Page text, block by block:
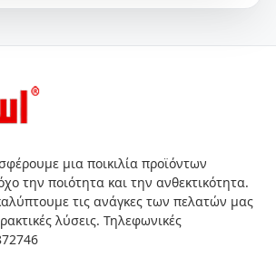
μια ποικιλία προϊόντων
την ποιότητα και την ανθεκτικότητα.
τις ανάγκες των πελατών μας
λύσεις. Τηλεφωνικές